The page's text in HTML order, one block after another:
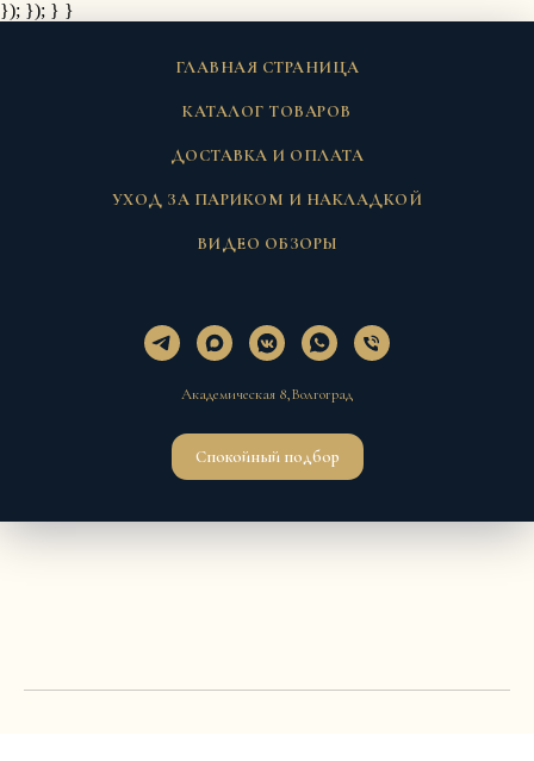
}); }); } }
ГЛАВНАЯ СТРАНИЦА
КАТАЛОГ ТОВАРОВ
ДОСТАВКА И ОПЛАТА
УХОД ЗА ПАРИКОМ И НАКЛАДКОЙ
ВИДЕО ОБЗОРЫ
Академическая 8,Волгоград
Спокойный подбор